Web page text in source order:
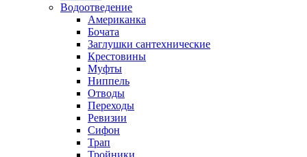
Водоотведение
Американка
Бочата
Заглушки сантехнические
Крестовины
Муфты
Ниппель
Отводы
Переходы
Ревизии
Сифон
Трап
Тройники